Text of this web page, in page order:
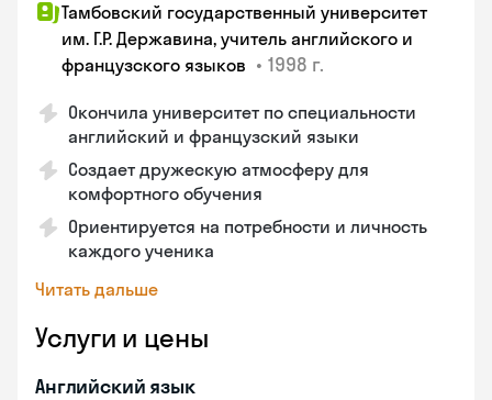
Тамбовский государственный университет
им. Г.Р. Державина, учитель английского и
французского языков • 1998 г.
Окончила университет по специальности
английский и французский языки
Создает дружескую атмосферу для
комфортного обучения
Ориентируется на потребности и личность
каждого ученика
Читать дальше
Услуги и цены
Английский язык